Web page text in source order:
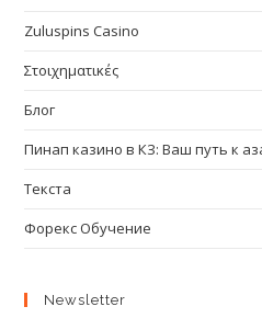
Zuluspins Casino
Στοιχηματικές
Блог
Пинап казино в КЗ: Ваш путь к
Текста
Форекс Обучение
Newsletter